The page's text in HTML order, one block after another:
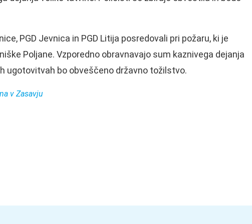
PGD Jevnica in PGD Litija posredovali pri požaru, ki je
Poljane. Vzporedno obravnavajo sum kaznivega dejanja
ugotovitvah bo obveščeno državno tožilstvo.
v Zasavju